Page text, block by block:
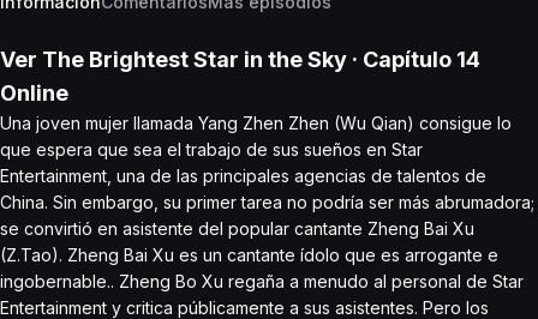
Ver The Brightest Star in the Sky · Capítulo 14
Online
Una joven mujer llamada Yang Zhen Zhen (Wu Qian) consigue lo
que espera que sea el trabajo de sus sueños en Star
Entertainment, una de las principales agencias de talentos de
China. Sin embargo, su primer tarea no podría ser más abrumadora;
se convirtió en asistente del popular cantante Zheng Bai Xu
(Z.Tao). Zheng Bai Xu es un cantante ídolo que es arrogante e
ingobernable.. Zheng Bo Xu regaña a menudo al personal de Star
Entertainment y critica públicamente a sus asistentes. Pero los